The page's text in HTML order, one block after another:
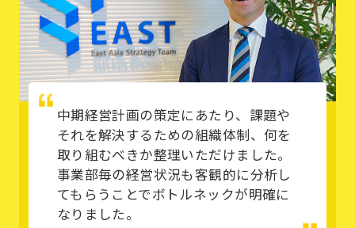
中期経営計画の策定にあたり、課題や
それを解決するための組織体制、何を
取り組むべきか整理いただけました。
事業部毎の経営状況も客観的に分析し
てもらうことでボトルネックが明確に
なりました。